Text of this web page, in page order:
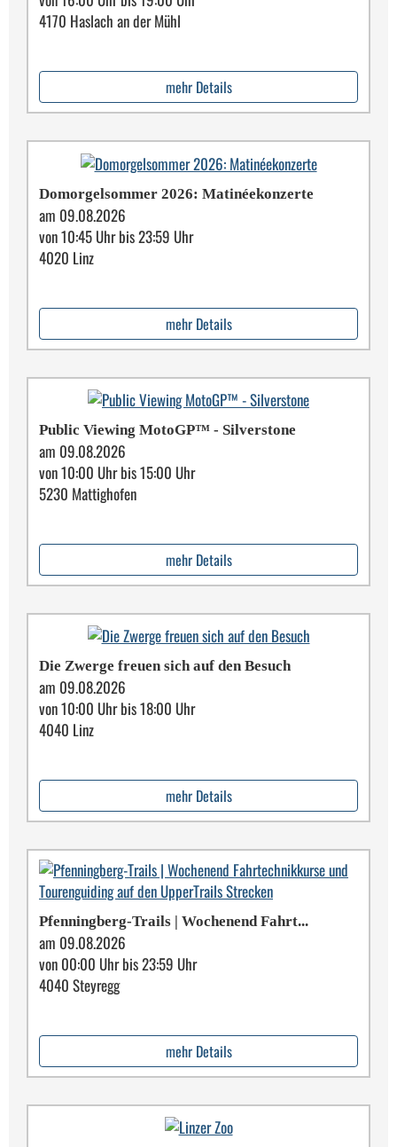
4170 Haslach an der Mühl
mehr Details
Domorgelsommer 2026: Matinéekonzerte
am 09.08.2026
von 10:45 Uhr bis 23:59 Uhr
4020 Linz
mehr Details
Public Viewing MotoGP™ - Silverstone
am 09.08.2026
von 10:00 Uhr bis 15:00 Uhr
5230 Mattighofen
mehr Details
Die Zwerge freuen sich auf den Besuch
am 09.08.2026
von 10:00 Uhr bis 18:00 Uhr
4040 Linz
mehr Details
Pfenningberg-Trails | Wochenend Fahrt...
am 09.08.2026
von 00:00 Uhr bis 23:59 Uhr
4040 Steyregg
mehr Details